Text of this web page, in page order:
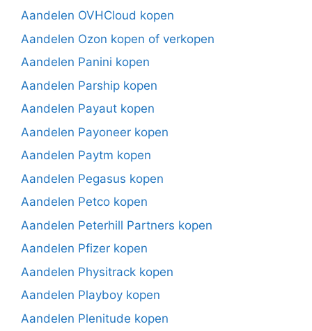
Aandelen OVHCloud kopen
Aandelen Ozon kopen of verkopen
Aandelen Panini kopen
Aandelen Parship kopen
Aandelen Payaut kopen
Aandelen Payoneer kopen
Aandelen Paytm kopen
Aandelen Pegasus kopen
Aandelen Petco kopen
Aandelen Peterhill Partners kopen
Aandelen Pfizer kopen
Aandelen Physitrack kopen
Aandelen Playboy kopen
Aandelen Plenitude kopen